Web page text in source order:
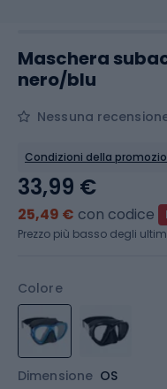
Maschera
nero/blu
Nessuna
Condizioni della
Colore
Dimensione OS
33,99 €
25,49 € con codice
Prezzo più basso degli